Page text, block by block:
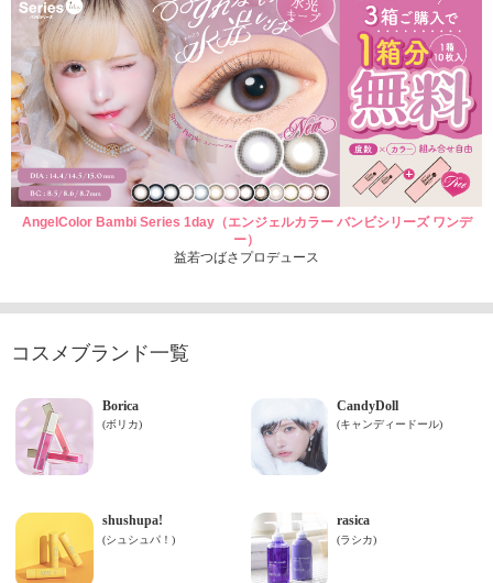
AngelColor Bambi Series 1day（エンジェルカラー バンビシリーズ ワンデ
ー）
益若つばさプロデュース
コスメブランド一覧